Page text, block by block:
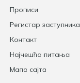
Прописи
Регистар заступника
Контакт
Најчешћа питања
Мапа сајта